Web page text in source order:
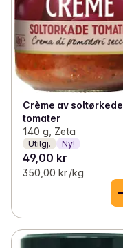
Crème av soltørkede
tomater
140 g, Zeta
Utilgj. Ny!
49,00 kr
350,00 kr /kg